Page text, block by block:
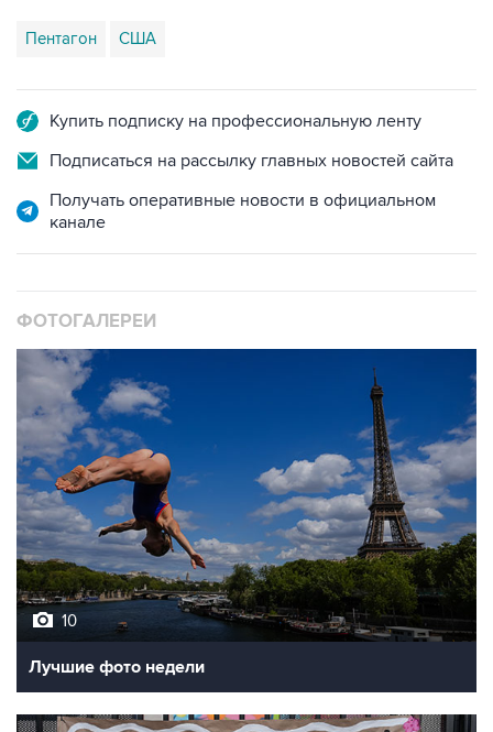
Пентагон США
Купить подписку на профессиональную ленту
Подписаться на рассылку главных новостей сайта
Получать оперативные новости в официальном
канале
ФОТОГАЛЕРЕИ
10
Лучшие фото недели